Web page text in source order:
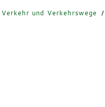
Verkehr und Verkehrswege /